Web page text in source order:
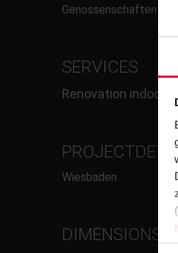
Genossenschaften
SERVICES
Renovation indoor
Wiesbaden
DIMENSIONS